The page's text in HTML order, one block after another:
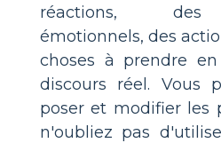
réactions, des
émotionnels, des
choses à prendre
discours réel. Vous
poser et modifier les
n'oubliez pas